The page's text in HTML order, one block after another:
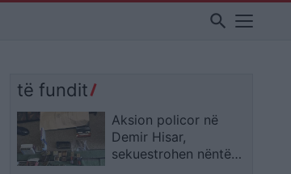
search
të fundit
Aksion policor në
Demir Hisar,
sekuestrohen nëntë